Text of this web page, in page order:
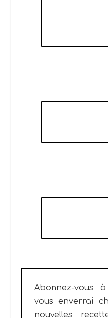
Abonnez-vous
vous enverrai
nouvelles